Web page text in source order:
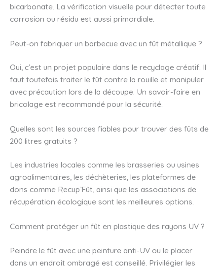
bicarbonate. La vérification visuelle pour détecter toute
corrosion ou résidu est aussi primordiale.
Peut-on fabriquer un barbecue avec un fût métallique ?
Oui, c’est un projet populaire dans le recyclage créatif. Il
faut toutefois traiter le fût contre la rouille et manipuler
avec précaution lors de la découpe. Un savoir-faire en
bricolage est recommandé pour la sécurité.
Quelles sont les sources fiables pour trouver des fûts de
200 litres gratuits ?
Les industries locales comme les brasseries ou usines
agroalimentaires, les déchèteries, les plateformes de
dons comme Recup’Fût, ainsi que les associations de
récupération écologique sont les meilleures options.
Comment protéger un fût en plastique des rayons UV ?
Peindre le fût avec une peinture anti-UV ou le placer
dans un endroit ombragé est conseillé. Privilégier les